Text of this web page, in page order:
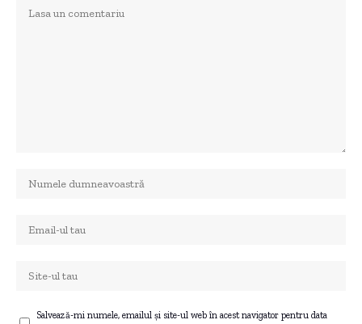
Salvează-mi numele, emailul și site-ul web în acest navigator pentru data